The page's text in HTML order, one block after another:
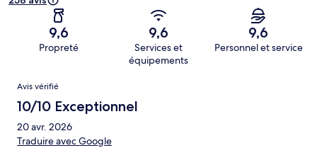
9,6
Propreté
9,6
Services et
équipements
9,6
Personnel et service
Avis
Avis vérifié
10/10 Exceptionnel
20 avr. 2026
Traduire avec Google